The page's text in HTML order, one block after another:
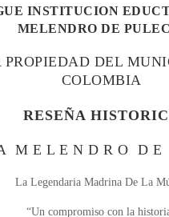
INSTITUCION
MELENDRO DE
DEL
COLOMBIA
RESEÑA
M E L E N D R O D E
La Legendaria Madrina De La
“Un compromiso con la